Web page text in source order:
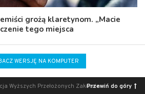
grożą klaretynom. „Macie
tego miejsca
WERSJĘ NA KOMPUTER
Wyższych Przełożonych ZakonówPrzewiń do góry